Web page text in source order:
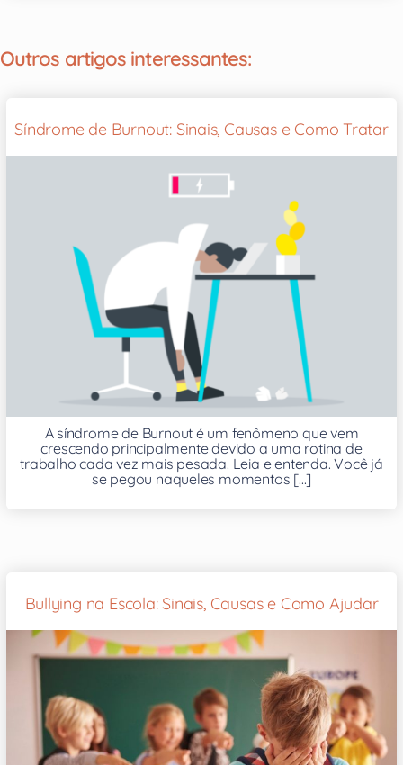
Outros artigos interessantes:
Síndrome de Burnout: Sinais, Causas e Como Tratar
A síndrome de Burnout é um fenômeno que vem
crescendo principalmente devido a uma rotina de
trabalho cada vez mais pesada. Leia e entenda. Você já
se pegou naqueles momentos [...]
Bullying na Escola: Sinais, Causas e Como Ajudar